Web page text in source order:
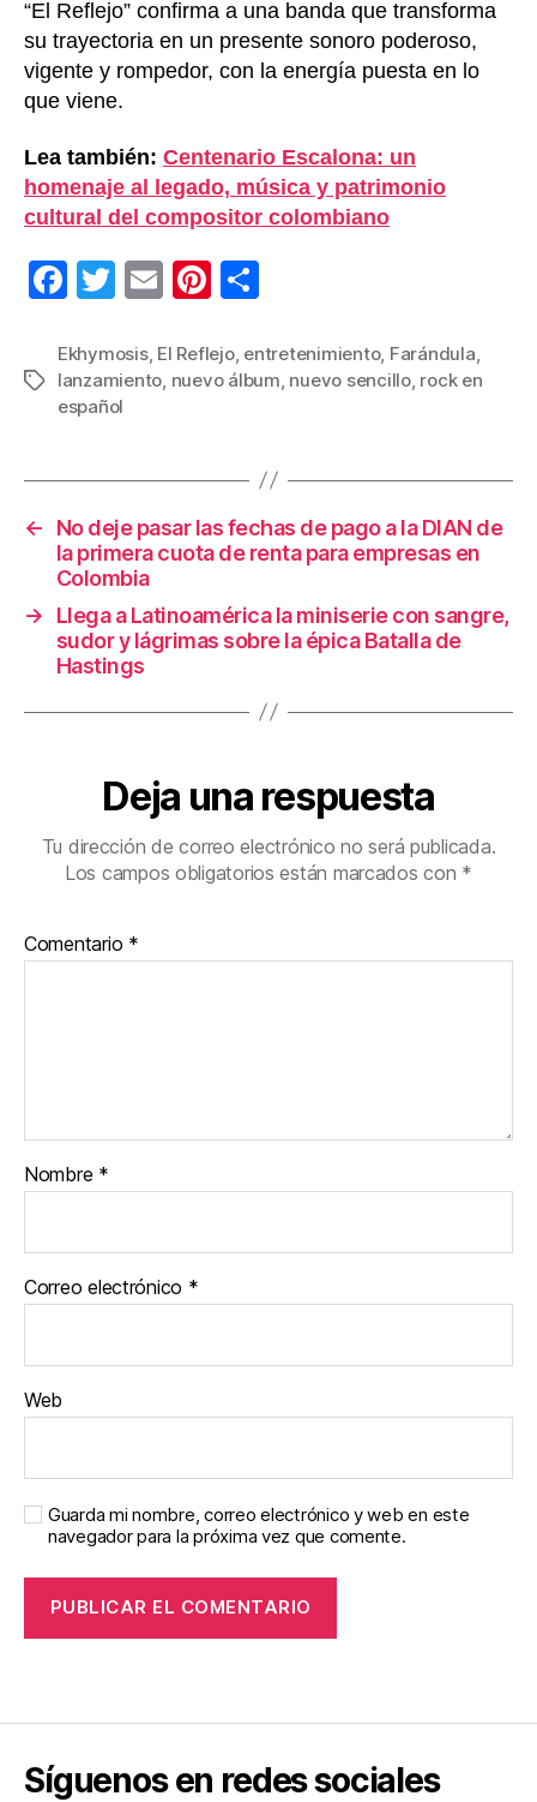
“El Reflejo” confirma a una banda que transforma
su trayectoria en un presente sonoro poderoso,
vigente y rompedor, con la energía puesta en lo
que viene.
Lea también: Centenario Escalona: un
homenaje al legado, música y patrimonio
cultural del compositor colombiano
F
c
e
o
o
k
T
tt
er
E
ail
Pi
er
e
m
p
tir
Etiquetas
Ekhymosis, El Reflejo, entretenimiento, Farándula,
lanzamiento, nuevo álbum, nuevo sencillo, rock en
español
←
No deje pasar las fechas de pago a la DIAN de
la primera cuota de renta para empresas en
Colombia
→
Llega a Latinoamérica la miniserie con sangre,
sudor y lágrimas sobre la épica Batalla de
Hastings
Deja una respuesta
Tu dirección de correo electrónico no será publicada.
Los campos obligatorios están marcados con *
Comentario *
Nombre *
Correo electrónico *
Web
Guarda mi nombre, correo electrónico y web en este
navegador para la próxima vez que comente.
Síguenos en redes sociales